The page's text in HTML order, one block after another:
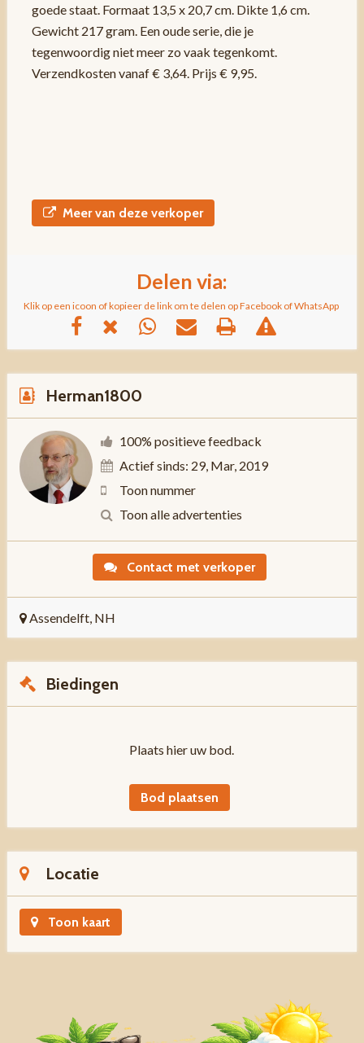
goede staat. Formaat 13,5 x 20,7 cm. Dikte 1,6 cm.
Gewicht 217 gram. Een oude serie, die je
tegenwoordig niet meer zo vaak tegenkomt.
Verzendkosten vanaf € 3,64. Prijs € 9,95.
Meer van deze verkoper
Delen via:
Klik op een icoon of kopieer de link om te delen op Facebook of WhatsApp
Herman1800
100% positieve feedback
Actief sinds: 29, Mar, 2019
Toon nummer
Toon alle advertenties
Contact met verkoper
Assendelft, NH
Biedingen
Plaats hier uw bod.
Bod plaatsen
Locatie
Toon kaart